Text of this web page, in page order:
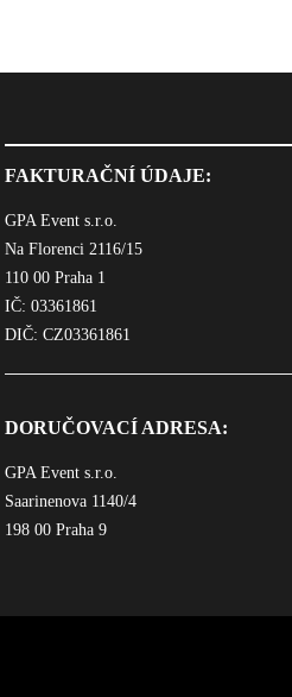
FAKTURAČNÍ ÚDAJE:
GPA Event s.r.o.
Na Florenci 2116/15
110 00 Praha 1
IČ: 03361861
DIČ: CZ03361861
DORUČOVACÍ ADRESA:
GPA Event s.r.o.
Saarinenova 1140/4
198 00 Praha 9